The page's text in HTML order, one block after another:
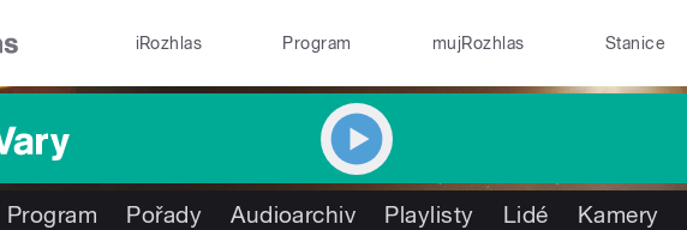
iRozhlas Program mujRozhlas Stanice
Program Pořady Audioarchiv Playlisty Lidé Kamery